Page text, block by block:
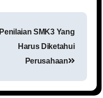
Penilaian SMK3 Yang
Harus Diketahui
Perusahaan